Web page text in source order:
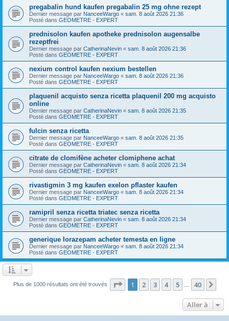
pregabalin hund kaufen pregabalin 25 mg ohne rezept
Dernier message par NanceeWargo « sam. 8 août 2026 21:36
Posté dans GEOMETRE - EXPERT
prednisolon kaufen apotheke prednisolon augensalbe
rezeptfrei
Dernier message par CatherinaNevin « sam. 8 août 2026 21:36
Posté dans GEOMETRE - EXPERT
nexium control kaufen nexium bestellen
Dernier message par NanceeWargo « sam. 8 août 2026 21:36
Posté dans GEOMETRE - EXPERT
plaquenil acquisto senza ricetta plaquenil 200 mg acquisto
online
Dernier message par CatherinaNevin « sam. 8 août 2026 21:35
Posté dans GEOMETRE - EXPERT
fulcin senza ricetta
Dernier message par NanceeWargo « sam. 8 août 2026 21:35
Posté dans GEOMETRE - EXPERT
citrate de clomifène acheter clomiphene achat
Dernier message par CatherinaNevin « sam. 8 août 2026 21:34
Posté dans GEOMETRE - EXPERT
rivastigmin 3 mg kaufen exelon pflaster kaufen
Dernier message par NanceeWargo « sam. 8 août 2026 21:34
Posté dans GEOMETRE - EXPERT
ramipril senza ricetta triatec senza ricetta
Dernier message par CatherinaNevin « sam. 8 août 2026 21:34
Posté dans GEOMETRE - EXPERT
generique lorazepam acheter temesta en ligne
Dernier message par NanceeWargo « sam. 8 août 2026 21:34
Posté dans GEOMETRE - EXPERT
Plus de 1000 résultats ont été trouvés Page 1sur40
1 2 3 4 5 40
Aller à